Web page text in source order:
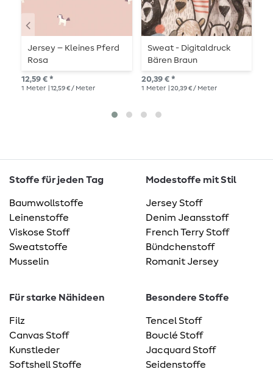
Jersey – Kleines Pferd
Rosa
12,59 € *
1 Meter | 12,59 € / Meter
Sweat - Digitaldruck
Bären Braun
20,39 € *
1 Meter | 20,39 € / Meter
Stoffe für jeden Tag
Baumwollstoffe
Leinenstoffe
Viskose Stoff
Sweatstoffe
Musselin
Modestoffe mit Stil
Jersey Stoff
Denim Jeansstoff
French Terry Stoff
Bündchenstoff
Romanit Jersey
Für starke Nähideen
Filz
Canvas Stoff
Kunstleder
Softshell Stoffe
Besondere Stoffe
Tencel Stoff
Bouclé Stoff
Jacquard Stoff
Seidenstoffe